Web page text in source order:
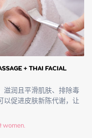
+ THAI FACIAL
润且平滑肌肤、排除毒
促进皮肤新陈代谢，让
women.